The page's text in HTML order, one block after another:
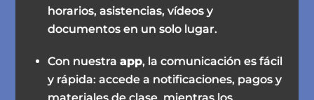
horarios, asistencias, vídeos y
documentos en un solo lugar.
Con nuestraapp, la comunicación es fácil
y rápida: accede a notificaciones, pagos y